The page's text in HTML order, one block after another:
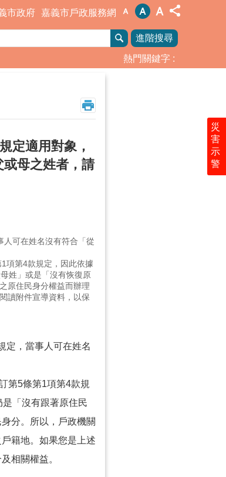
市政府 嘉義市戶政服務網
進階搜尋
熱門關鍵字
災
害
示
警
定適用對象，
母之姓者，請
可在姓名沒有符合「從
項第4款規定，因此依據
姓」或是「沒有恢復原
原住民身分權益而辦理
讀附件宣導資料，以保
定，當事人可在姓名
第5條第1項第4款規
「沒有跟著原住民
分。所以，戶政機關
籍地。如果您是上述
相關權益。